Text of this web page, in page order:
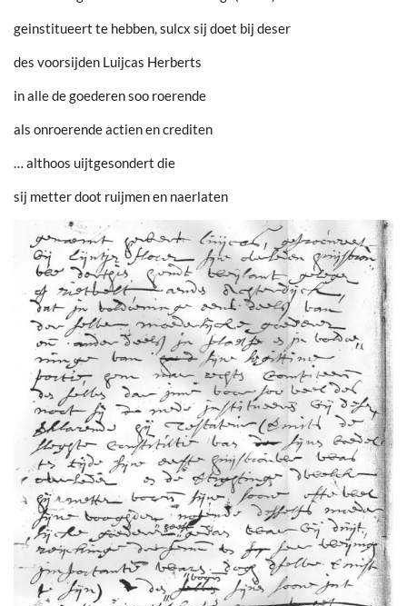
geinstitueert te hebben, sulcx sij doet bij deser
des voorsijden Luijcas Herberts
in alle de goederen soo roerende
als onroerende actien en crediten
… althoos uijtgesondert die
sij metter doot ruijmen en naerlaten